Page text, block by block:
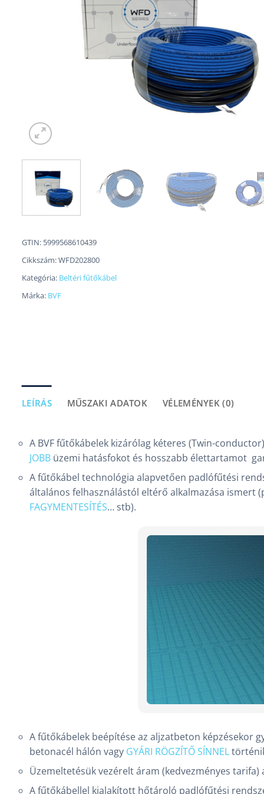
GTIN: 5999568610439
Cikkszám:WFD202800
Kategória: Beltéri fűtőkábel
Márka: BVF
LEÍRÁS MŰSZAKI ADATOK VÉLEMÉNYEK (0)
A BVF fűtőkábelek kizárólag kéteres (Twin-
JOBB üzemi hatásfokot és hosszabb élettartamot
A fűtőkábel technológia alapvetően padlófűtési
általános felhasználástól eltérő alkalmazása ismert
FAGYMENTESÍTÉS… stb).
A fűtőkábelek beépítése az aljzatbeton képzésekor
betonacél hálón vagy GYÁRI RÖGZÍTŐ SÍNNEL
Üzemeltetésük vezérelt áram (kedvezményes
A fűtőkábellel kialakított hőtároló padlófűtési